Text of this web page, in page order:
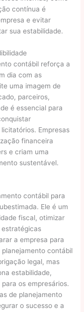
contínua é
e evitar
sua estabilidade.
contábil reforça a
dia com as
uma imagem de
parceiros,
é essencial para
Empresas
financeira
e criam uma
sustentável.
contábil para
Ele é um
fiscal, otimizar
a empresa para
contábil
legal, mas
estabilidade,
os empresários.
de planejamento
o sucesso e a